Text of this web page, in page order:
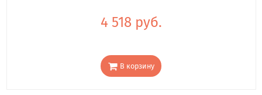
4 518 руб.
В корзину